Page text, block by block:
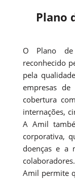
Plano
O Plano
reconhecido
pela
empresas
cobertura
internações,
A Amil
corporativa,
doenças e a
Amil permite